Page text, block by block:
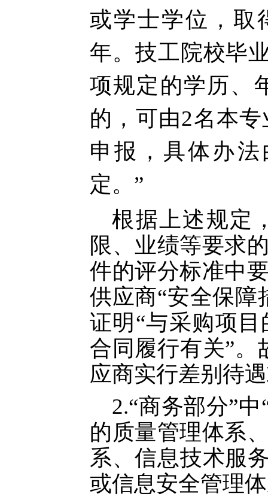
或学士学位，取
年。技工院校毕
项规定的学历、
的，可由2名本
申报，具体办
定。”
根据上述规定
限、业绩等要求
件的评分标准中
供应商“安全保障
证明“与采购项
合同履行有关”。
应商实行差别待
2.“商务部分”
的质量管理体系
系、信息技术服
或信息安全管理